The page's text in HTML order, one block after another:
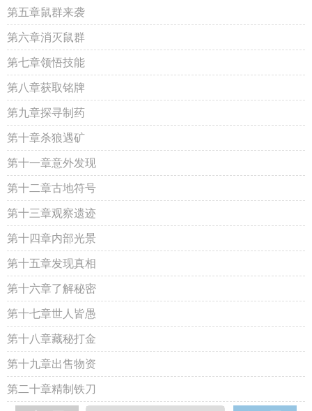
第五章鼠群来袭
第六章消灭鼠群
第七章领悟技能
第八章获取铭牌
第九章探寻制药
第十章杀狼遇矿
第十一章意外发现
第十二章古地符号
第十三章观察遗迹
第十四章内部光景
第十五章发现真相
第十六章了解秘密
第十七章世人皆愚
第十八章藏秘打金
第十九章出售物资
第二十章精制铁刀